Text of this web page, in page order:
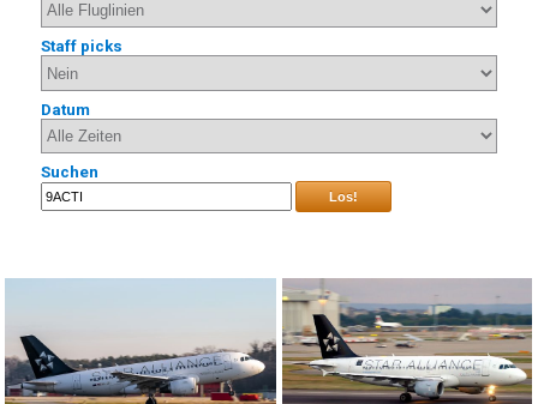
Staff picks
Datum
Suchen
Los!